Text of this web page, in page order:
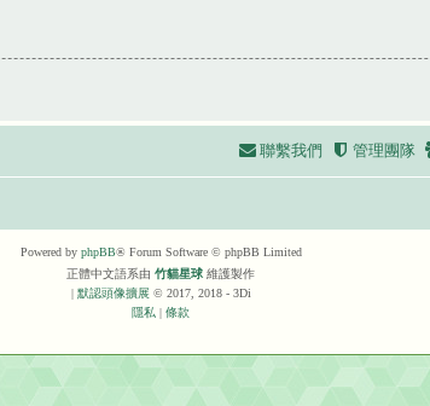
管理團隊
聯繫我們
Powered by phpBB® Forum Software © phpBB Limited
正體中文語系由 竹貓星球 維護製作
默認頭像擴展 © 2017, 2018 - 3Di
隱私
條款